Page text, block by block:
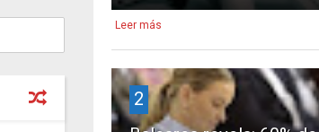
Leer más
2